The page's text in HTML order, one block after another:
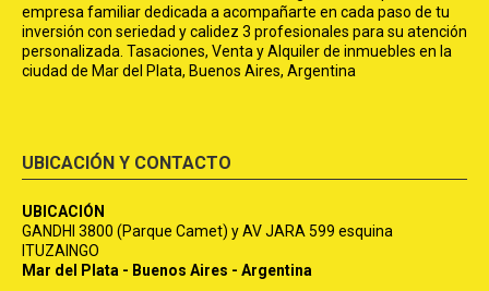
empresa familiar dedicada a acompañarte en cada paso de tu
inversión con seriedad y calidez 3 profesionales para su atención
personalizada. Tasaciones, Venta y Alquiler de inmuebles en la
ciudad de Mar del Plata, Buenos Aires, Argentina
UBICACIÓN Y CONTACTO
UBICACIÓN
GANDHI 3800 (Parque Camet) y AV JARA 599 esquina
ITUZAINGO
Mar del Plata - Buenos Aires - Argentina